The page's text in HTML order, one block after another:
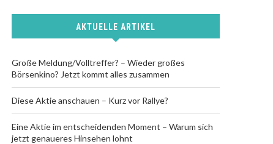
AKTUELLE ARTIKEL
Große Meldung/Volltreffer? – Wieder großes
Börsenkino? Jetzt kommt alles zusammen
Diese Aktie anschauen – Kurz vor Rallye?
Eine Aktie im entscheidenden Moment – Warum sich
jetzt genaueres Hinsehen lohnt